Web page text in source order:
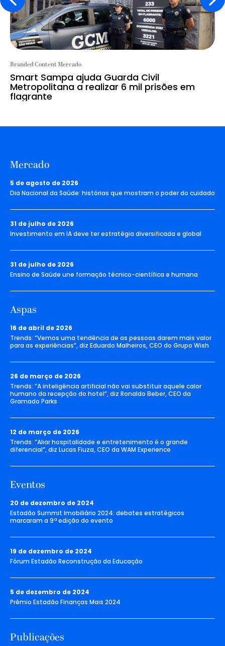
Branded Content Mercado
Smart Sampa ajuda Guarda Civil
Metropolitana a realizar 6 mil prisões em
flagrante
Mercado
5 de agosto de 2026
Dia Nacional da Saúde: histórias que mostram o poder do cuidado
31 de julho de 2026
Investimento em IA deve ter estratégia diversificada e global
31 de julho de 2026
Ensino de Saúde une formação técnico-científica e humana
Aspas
16 de abril de 2026
Trends: “Vemos uma tendência de as pessoas darem mais valor
para as experiências”, diz Eduardo Malheiros, CEO do Grupo Wish
26 de março de 2026
Trends: “A inteligência artificial não vai substituir aquele calor
humano da recepção do hotel”, diz Ronaldo Beber, CEO da
Gramado Parks
12 de março de 2026
Trends: “Aliar hospitalidade e entretenimento é o grande
diferencial”, diz Lucas Fiuza, CEO da WAM Experience
Eventos
20 de dezembro de 2024
Estadão Summit Imobiliário 2024: debates estratégicos
marcaram a 9ª edição do evento
19 de dezembro de 2024
Fórum Estadão Reconstrução da Educação
5 de dezembro de 2024
Prêmio Estadão Finanças Mais 2024
Publicações